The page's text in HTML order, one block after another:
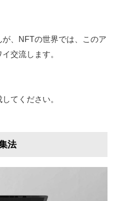
、NFTの世界では、このア
交流します。
てください。
法